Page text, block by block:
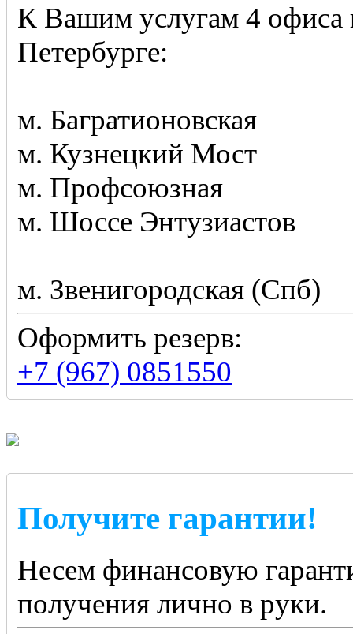
К Вашим услугам 4 офиса
Петербурге:
м. Багратионовская
м. Кузнецкий Мост
м. Профсоюзная
м. Шоссе Энтузиастов
м. Звенигородская (Спб)
Оформить резерв:
+7 (967) 0851550
Получите гарантии!
Несем финансовую
получения лично в руки.